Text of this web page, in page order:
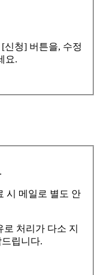
신청] 버튼을, 수정
요.
시 메일로 별도 안
처리가 다소 지
립니다.